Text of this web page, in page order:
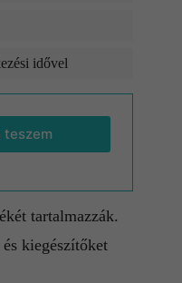
idővel
teszem
tartalmazzák.
kiegészítőket